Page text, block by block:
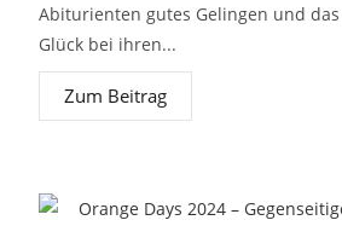
Abiturienten gutes Gelingen und
Glück bei ihren...
Zum Beitrag